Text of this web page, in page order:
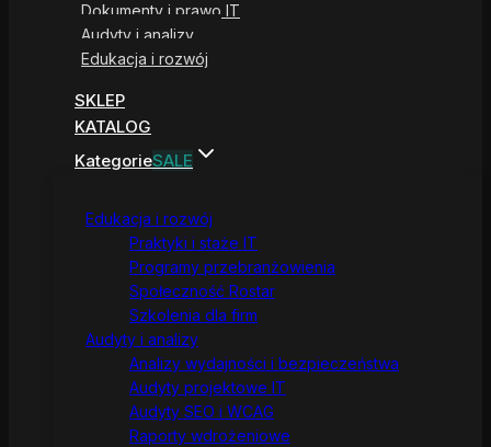
Dokumenty i prawo IT
Audyty i analizy
Edukacja i rozwój
SKLEP
KATALOG
KategorieSALE
Edukacja i rozwój
Praktyki i staże IT
Programy przebranżowienia
Społeczność Rostar
Szkolenia dla firm
Audyty i analizy
Analizy wydajności i bezpieczeństwa
Audyty projektowe IT
Audyty SEO i WCAG
Raporty wdrożeniowe